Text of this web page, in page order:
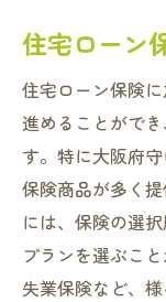
住宅ローン
住宅ローン保険
進めることがで
す。特に大阪府
保険商品が多く
には、保険の選
プランを選ぶこ
失業保険など、